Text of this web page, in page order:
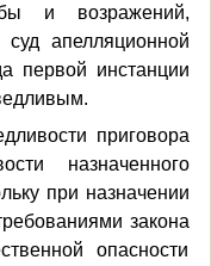
и возражений,
суд апелляционной
первой инстанции
приговора
назначенного
при назначении
закона
опасности